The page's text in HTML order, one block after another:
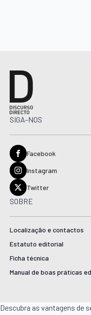
SIGA-NOS
Facebook
Instagram
Twitter
SOBRE
Localização e contactos
Estatuto editorial
Ficha técnica
Manual de boas práticas
Descubra as vantagens de